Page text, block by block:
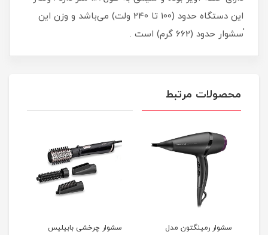
این دستگاه حدود (100 تا 240 ولت) می‌باشد و وزن این
ٰسشوار حدود (662 گرم) است .
محصولات مرتبط
سشوار رمینگتون مدل
سشوار چرخشی بابیلیس